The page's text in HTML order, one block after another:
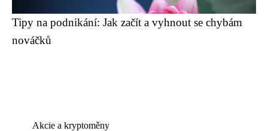
Tipy na podnikání: Jak začít a vyhnout se chybám
nováčků
Akcie a kryptoměny